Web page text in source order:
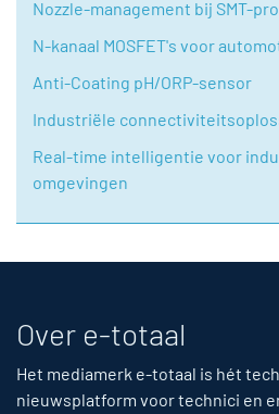
Nozzle-management bij SMT-
N-kanaal MOSFET's voor
Anti-Coating pH/ORP-sensor
Industriële
Real-time intelligentie voor
omgevingen
Over e-totaal
Het mediamerk e-totaal is hét
nieuwsplatform voor technici en